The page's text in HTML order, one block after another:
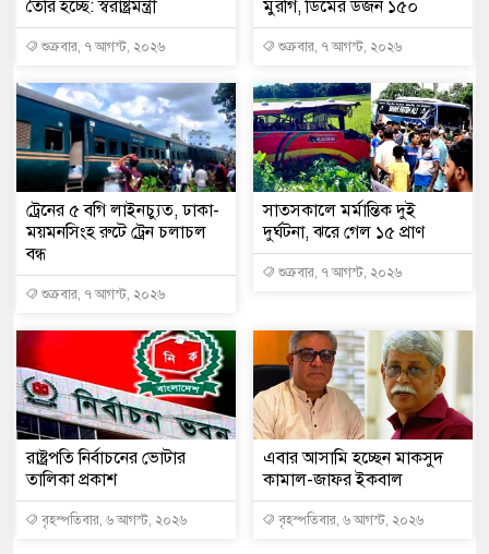
তৈরি হচ্ছে: স্বরাষ্ট্রমন্ত্রী
শুক্রবার, ৭ আগস্ট, ২০২৬
মুরগি, ডিমের ডজন ১৫০
শুক্রবার, ৭ আগস্ট, ২০২৬
ট্রেনের ৫ বগি লাইনচ্যুত, ঢাকা-
ময়মনসিংহ রুটে ট্রেন চলাচল
বন্ধ
শুক্রবার, ৭ আগস্ট, ২০২৬
সাতসকালে মর্মান্তিক দুই
দুর্ঘটনা, ঝরে গেল ১৫ প্রাণ
শুক্রবার, ৭ আগস্ট, ২০২৬
রাষ্ট্রপতি নির্বাচনের ভোটার
তালিকা প্রকাশ
বৃহস্পতিবার, ৬ আগস্ট, ২০২৬
এবার আসামি হচ্ছেন মাকসুদ
কামাল-জাফর ইকবাল
বৃহস্পতিবার, ৬ আগস্ট, ২০২৬